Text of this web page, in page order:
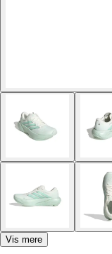
Vis mere